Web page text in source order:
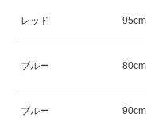
レッド 95cm
ブルー 80cm
ブルー 90cm